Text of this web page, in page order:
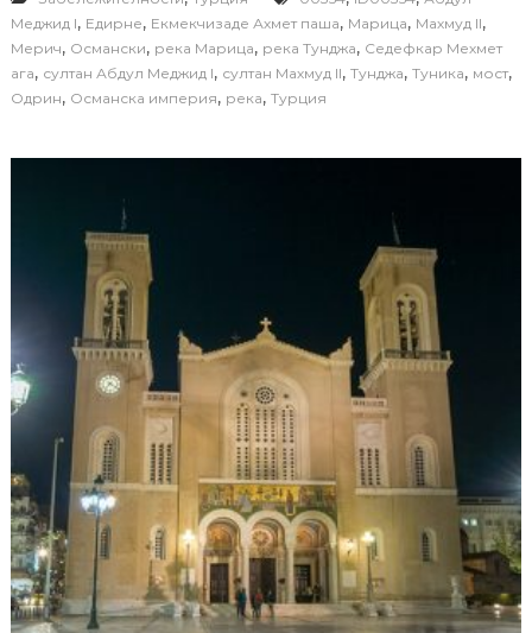
Меджид I, Едирне, Екмекчизаде Ахмет паша, Марица, Махмуд II,
Мерич, Османски, река Марица, река Тунджа, Седефкар Мехмет
ага, султан Абдул Меджид I, султан Махмуд II, Тунджа, Туника, мост,
Одрин, Османска империя, река, Турция